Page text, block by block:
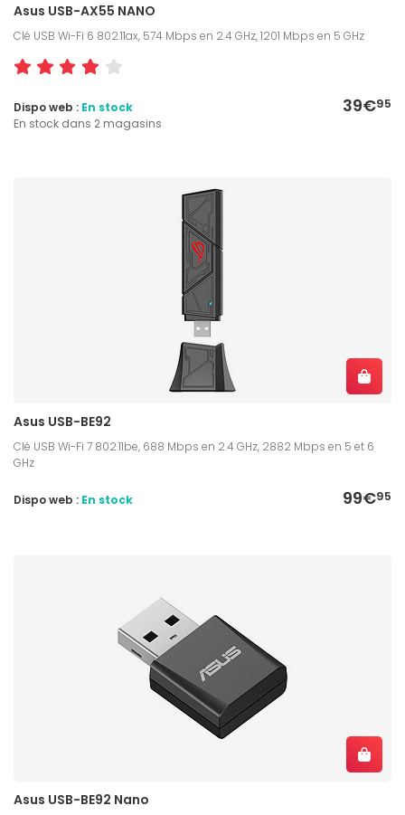
Asus USB-AX55 NANO
Clé USB Wi-Fi 6 802.11ax, 574 Mbps en 2.4 GHz, 1201 Mbps en 5 GHz
39€95
Dispo web : En stock
En stock dans 2 magasins
Asus USB-BE92
Clé USB Wi-Fi 7 802.11be, 688 Mbps en 2.4 GHz, 2882 Mbps en 5 et 6
GHz
99€95
Dispo web : En stock
Asus USB-BE92 Nano